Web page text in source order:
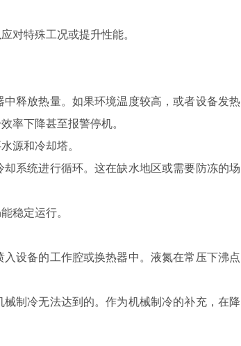
对特殊工况或提升性能。
释放热量。如果环境温度较高，或者设备发热
率下降甚至报警停机。
源和冷却塔。
系统进行循环。这在缺水地区或需要防冻的场
稳定运行。
设备的工作腔或换热器中。液氮在常压下沸点
制冷无法达到的。作为机械制冷的补充，在降